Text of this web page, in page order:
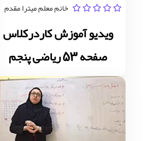
خانم معلم میترا مقدم
ویدیو آموزش کاردرکلاس
صفحه 53 ریاضی پنجم